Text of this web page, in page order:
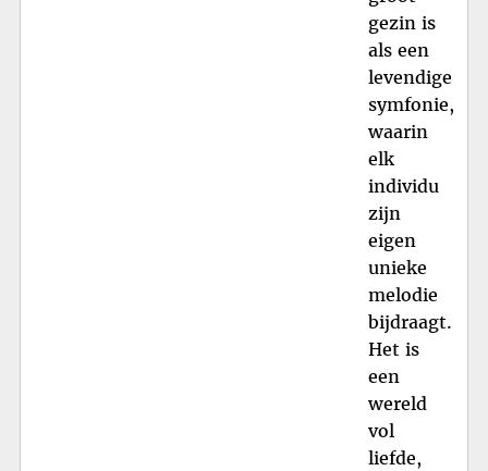
gezin is
als een
levendige
symfonie,
waarin
elk
individu
zijn
eigen
unieke
melodie
bijdraagt.
Het is
een
wereld
vol
liefde,